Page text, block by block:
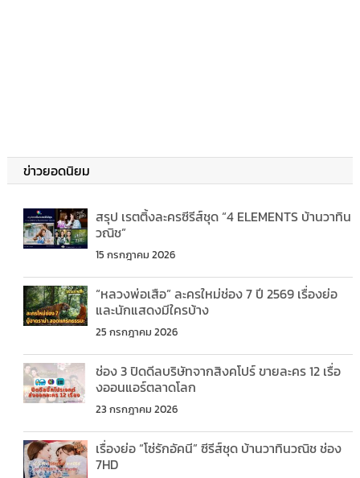
ข่าวยอดนิยม
สรุป เรตติ้งละครซีรีส์ชุด “4 ELEMENTS บ้านวาทิน
วณิช”
15 กรกฎาคม 2026
“หลวงพ่อเสือ” ละครใหม่ช่อง 7 ปี 2569 เรื่องย่อ
และนักแสดงมีใครบ้าง
25 กรกฎาคม 2026
ช่อง 3 ปิดดีลบริษัทจากสิงคโปร์ ขายละคร 12 เรื่อ
งออนแอร์ตลาดโลก
23 กรกฎาคม 2026
เรื่องย่อ “โซ่รักอัคนี” ซีรีส์ชุด บ้านวาทินวณิช ช่อง
7HD